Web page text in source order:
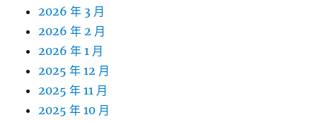
2026 年 3 月
2026 年 2 月
2026 年 1 月
2025 年 12 月
2025 年 11 月
2025 年 10 月